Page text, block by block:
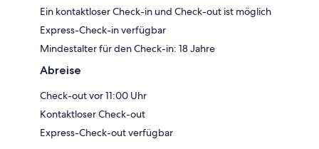
Ein kontaktloser Check-in und Check-out ist möglich
Express-Check-in verfügbar
Mindestalter für den Check-in: 18 Jahre
Abreise
Check-out vor 11:00 Uhr
Kontaktloser Check-out
Express-Check-out verfügbar